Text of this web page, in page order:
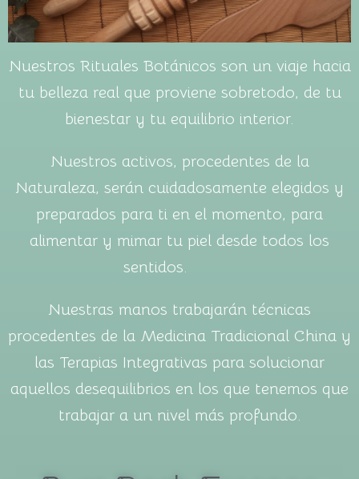
Nuestros Rituales Botánicos son un viaje hacia
tu belleza real que proviene sobretodo, de tu
bienestar y tu equilibrio interior.
Nuestros activos, procedentes de la
Naturaleza, serán cuidadosamente elegidos y
preparados para ti en el momento, para
alimentar y mimar tu piel desde todos los
sentidos.
Nuestras manos trabajarán técnicas
procedentes de la Medicina Tradicional China y
las Terapias Integrativas para solucionar
aquellos desequilibrios en los que tenemos que
trabajar a un nivel más profundo.